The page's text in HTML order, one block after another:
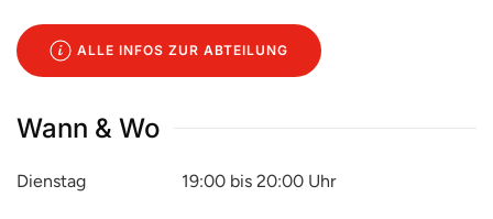
ALLE INFOS ZUR ABTEILUNG
Wann & Wo
Dienstag 19:00 bis 20:00 Uhr